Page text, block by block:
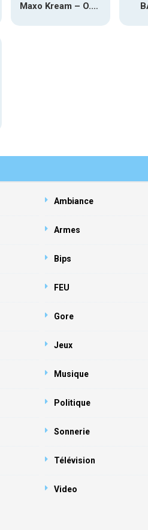
Maxo Kream – O.Y.N
Ambiance
Armes
Bips
FEU
Gore
Jeux
Musique
Politique
Sonnerie
Télévision
Video